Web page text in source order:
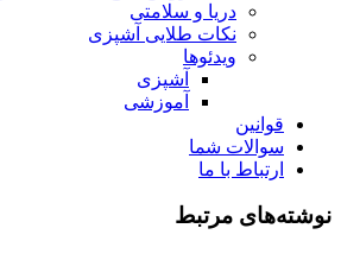
دریا و سلامتی
نکات طلایی آشپزی
ویدئوها
آشپزی
آموزشی
قوانین
سوالات شما
ارتباط با ما
نوشته‌های مرتبط